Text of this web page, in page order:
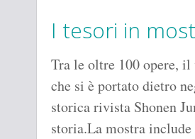
I tesori in
Tra le oltre 100 opere,
che si è portato dietro
storica rivista Shonen
storia.La mostra